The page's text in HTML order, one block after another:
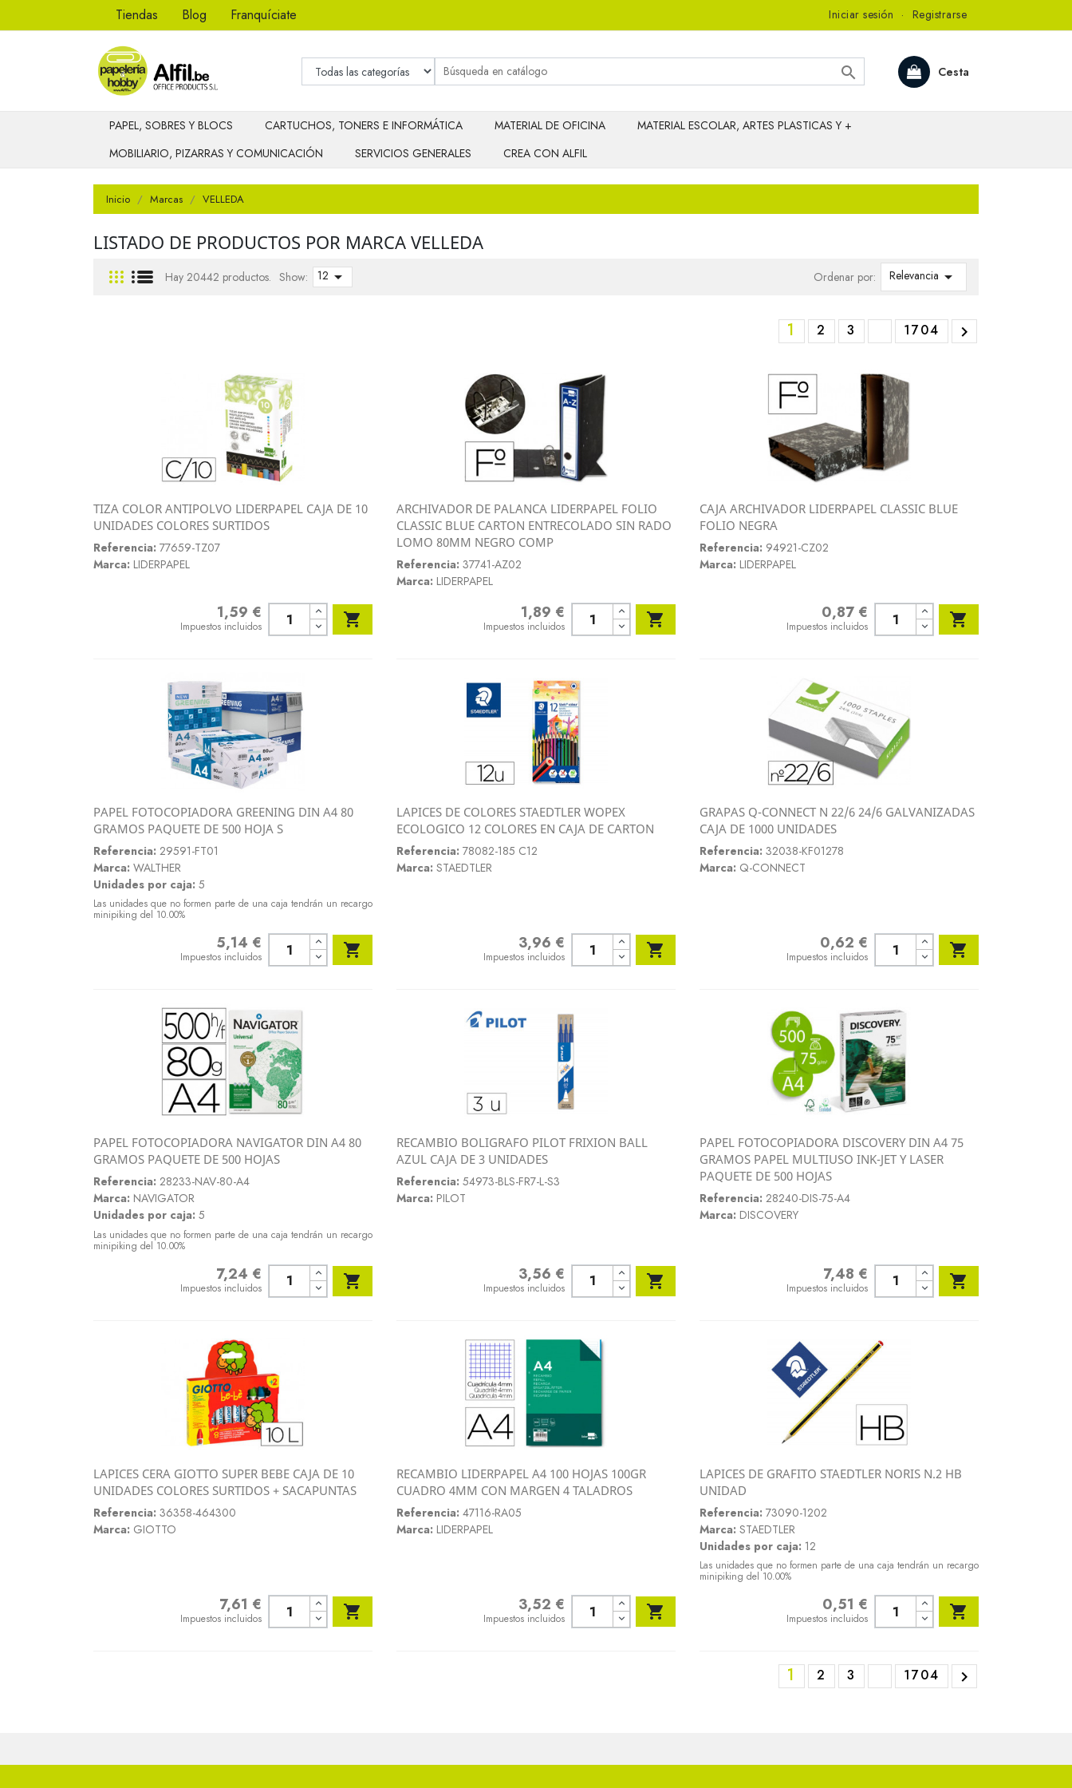
Tiendas Blog Franquíciate Iniciar sesión · Registrarse
Cesta

PAPEL, SOBRES Y BLOCS CARTUCHOS, TONERS E INFORMÁTICA MATERIAL DE OFICINA
MATERIAL ESCOLAR, ARTES PLASTICAS Y +
MOBILIARIO, PIZARRAS Y COMUNICACIÓN
SERVICIOS GENERALES CREA CON ALFIL
Inicio Marcas VELLEDA
LISTADO DE PRODUCTOS POR MARCA VELLEDA
Hay 20442 productos. Show: 12  Ordenar por: Relevancia 
1 2 3 1704 
 Vista rápida
TIZA COLOR ANTIPOLVO LIDERPAPEL CAJA DE 10
UNIDADES COLORES SURTIDOS
Referencia: 77659-TZ07
Marca: LIDERPAPEL
1,59 €
Impuestos incluidos 
Vista rápida
ARCHIVADOR DE PALANCA LIDERPAPEL FOLIO
CLASSIC BLUE CARTON ENTRECOLADO SIN RADO
LOMO 80MM NEGRO COMP
Referencia: 37741-AZ02
Marca: LIDERPAPEL
1,89 €
Impuestos incluidos 
CAJA ARCHIVADOR LIDERPAPEL CLASSIC BLUE
FOLIO NEGRA
Referencia: 94921-CZ02
Marca: LIDERPAPEL
0,87 €
Impuestos incluidos 
Vista rápida
PAPEL FOTOCOPIADORA GREENING DIN A4 80
GRAMOS PAQUETE DE 500 HOJA S
Referencia: 29591-FT01
Marca: WALTHER
Unidades por caja: 5
Las unidades que no formen parte de una caja tendrán un recargo
minipiking del 10.00%
5,14 €
Impuestos incluidos 
Vista rápida
LAPICES DE COLORES STAEDTLER WOPEX
ECOLOGICO 12 COLORES EN CAJA DE CARTON
Referencia: 78082-185 C12
Marca: STAEDTLER
3,96 €
Impuestos incluidos 
Vista rápida
GRAPAS Q-CONNECT N 22/6 24/6 GALVANIZADAS
CAJA DE 1000 UNIDADES
Referencia: 32038-KF01278
Marca: Q-CONNECT
0,62 €
Impuestos incluidos 
Vista rápida
PAPEL FOTOCOPIADORA NAVIGATOR DIN A4 80
GRAMOS PAQUETE DE 500 HOJAS
Referencia: 28233-NAV-80-A4
Marca: NAVIGATOR
Unidades por caja: 5
Las unidades que no formen parte de una caja tendrán un recargo
minipiking del 10.00%
7,24 €
Impuestos incluidos 
Vista rápida
RECAMBIO BOLIGRAFO PILOT FRIXION BALL
AZUL CAJA DE 3 UNIDADES
Referencia: 54973-BLS-FR7-L-S3
Marca: PILOT
3,56 €
Impuestos incluidos 
Vista rápida
PAPEL FOTOCOPIADORA DISCOVERY DIN A4 75
GRAMOS PAPEL MULTIUSO INK-JET Y LASER
PAQUETE DE 500 HOJAS
Referencia: 28240-DIS-75-A4
Marca: DISCOVERY
7,48 €
Impuestos incluidos 
 Vista rápida
LAPICES CERA GIOTTO SUPER BEBE CAJA DE 10
UNIDADES COLORES SURTIDOS + SACAPUNTAS
Referencia: 36358-464300
Marca: GIOTTO
7,61 €
Impuestos incluidos 
Vista rápida
RECAMBIO LIDERPAPEL A4 100 HOJAS 100GR
CUADRO 4MM CON MARGEN 4 TALADROS
Referencia: 47116-RA05
Marca: LIDERPAPEL
3,52 €
Impuestos incluidos 
LAPICES DE GRAFITO STAEDTLER NORIS N.2 HB
UNIDAD
Referencia: 73090-1202
Marca: STAEDTLER
Unidades por caja: 12
Las unidades que no formen parte de una caja tendrán un recargo
minipiking del 10.00%
0,51 €
Impuestos incluidos 
1 2 3 1704 